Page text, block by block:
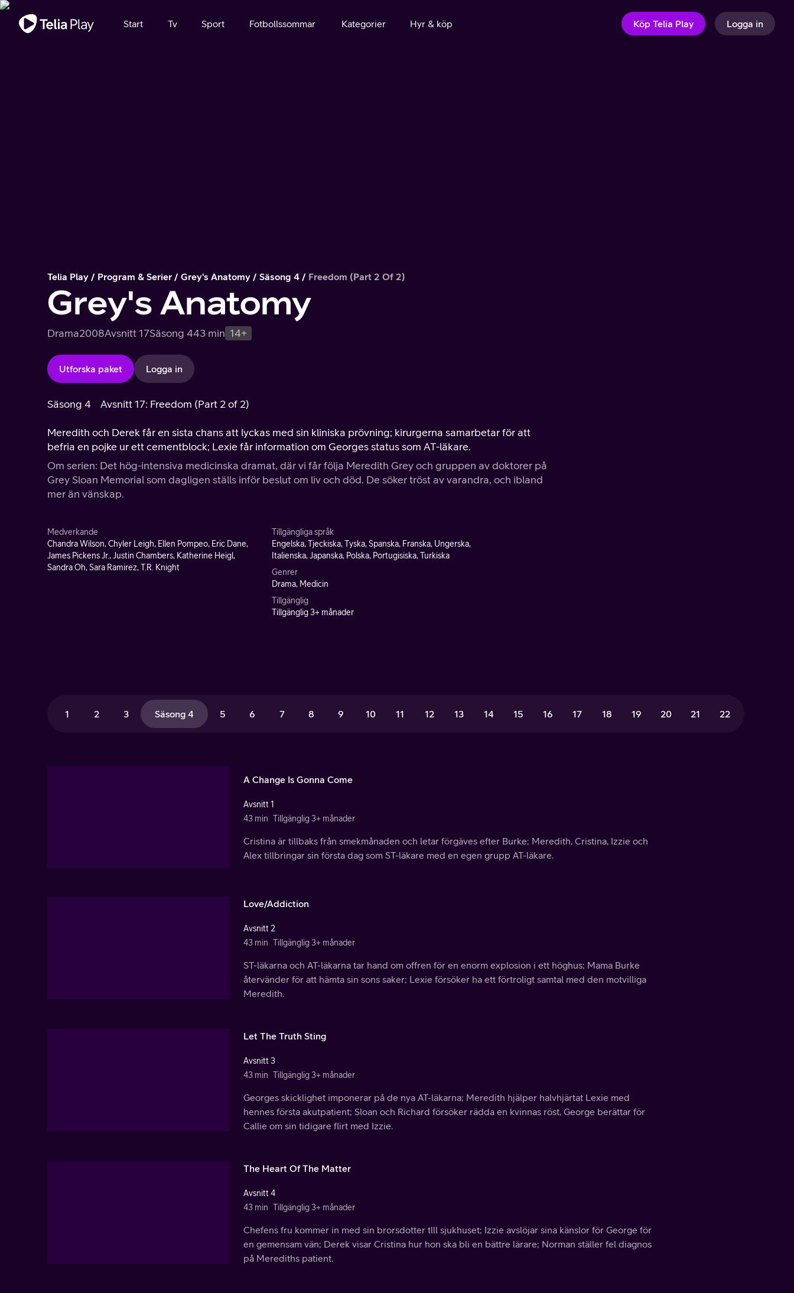
Viktigt meddelande
Start Tv Sport Fotbollssommar Kategorier Hyr & köp Köp Telia Play Logga in
Telia Play Program & Serier Grey's Anatomy Säsong 4 Freedom (Part 2 Of 2)
Grey's Anatomy
Drama2008Avsnitt 17Säsong 443 min 14+
Utforska paket Logga in
Säsong 4 Avsnitt 17: Freedom (Part 2 of 2)
Meredith och Derek får en sista chans att lyckas med sin kliniska prövning; kirurgerna samarbetar för att
befria en pojke ur ett cementblock; Lexie får information om Georges status som AT-läkare.
Om serien: Det hög-intensiva medicinska dramat, där vi får följa Meredith Grey och gruppen av doktorer på
Grey Sloan Memorial som dagligen ställs inför beslut om liv och död. De söker tröst av varandra, och ibland
mer än vänskap.
Medverkande
Chandra Wilson, Chyler Leigh, Ellen Pompeo, Eric Dane,
James Pickens Jr., Justin Chambers, Katherine Heigl,
Sandra Oh, Sara Ramirez, T.R. Knight
Tillgängliga språk
Engelska, Tjeckiska, Tyska, Spanska, Franska, Ungerska,
Italienska, Japanska, Polska, Portugisiska, Turkiska
Genrer
Drama, Medicin
Tillgänglig
Tillgänglig 3+ månader
1 2 3 Säsong 4 5 6 7 8 9 10 11 12 13 14 15 16 17 18 19 20 21 22
A Change Is Gonna Come
Avsnitt 1
43 min Tillgänglig 3+ månader
Cristina är tillbaks från smekmånaden och letar förgäves efter Burke; Meredith, Cristina, Izzie och
Alex tillbringar sin första dag som ST-läkare med en egen grupp AT-läkare.
Love/Addiction
Avsnitt 2
43 min Tillgänglig 3+ månader
ST-läkarna och AT-läkarna tar hand om offren för en enorm explosion i ett höghus; Mama Burke
återvänder för att hämta sin sons saker; Lexie försöker ha ett förtroligt samtal med den motvilliga
Meredith.
Let The Truth Sting
Avsnitt 3
43 min Tillgänglig 3+ månader
Georges skicklighet imponerar på de nya AT-läkarna; Meredith hjälper halvhjärtat Lexie med
hennes första akutpatient; Sloan och Richard försöker rädda en kvinnas röst, George berättar för
Callie om sin tidigare flirt med Izzie.
The Heart Of The Matter
Avsnitt 4
43 min Tillgänglig 3+ månader
Chefens fru kommer in med sin brorsdotter tlll sjukhuset; Izzie avslöjar sina känslor för George för
en gemensam vän; Derek visar Cristina hur hon ska bli en bättre lärare; Norman ställer fel diagnos
på Merediths patient.